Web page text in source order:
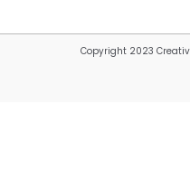
Copyright 2023